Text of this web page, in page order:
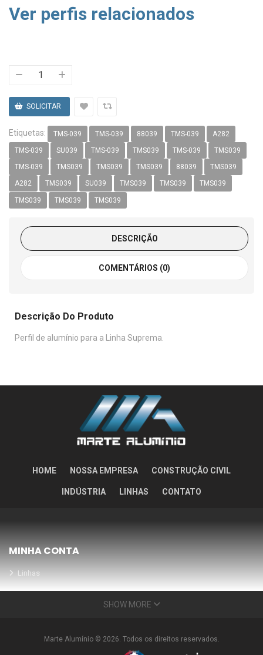
Ver perfis relacionados
Etiquetas: TMS-039 TMS-039 88039 TMS-039 A282
TMS-039 SU039 TMS-039 TMS039 TMS-039 TMS039
TMS-039 TMS039 TMS039 TMS039 88039 TMS039
A282 TMS039 SU039 TMS039 TMS039 TMS039
TMS039 TMS039 TMS039
DESCRIÇÃO
COMENTÁRIOS (0)
Descrição Do Produto
Perfil de alumínio para a Linha Suprema.
HOME NOSSA EMPRESA CONSTRUÇÃO CIVIL
INDÚSTRIA LINHAS CONTATO
MINHA CONTA
Linhas
Meus Orçamentos
Condições Especiais
SHOW MORE
Marte Alumínio © 2026. Todos os direitos reservados.